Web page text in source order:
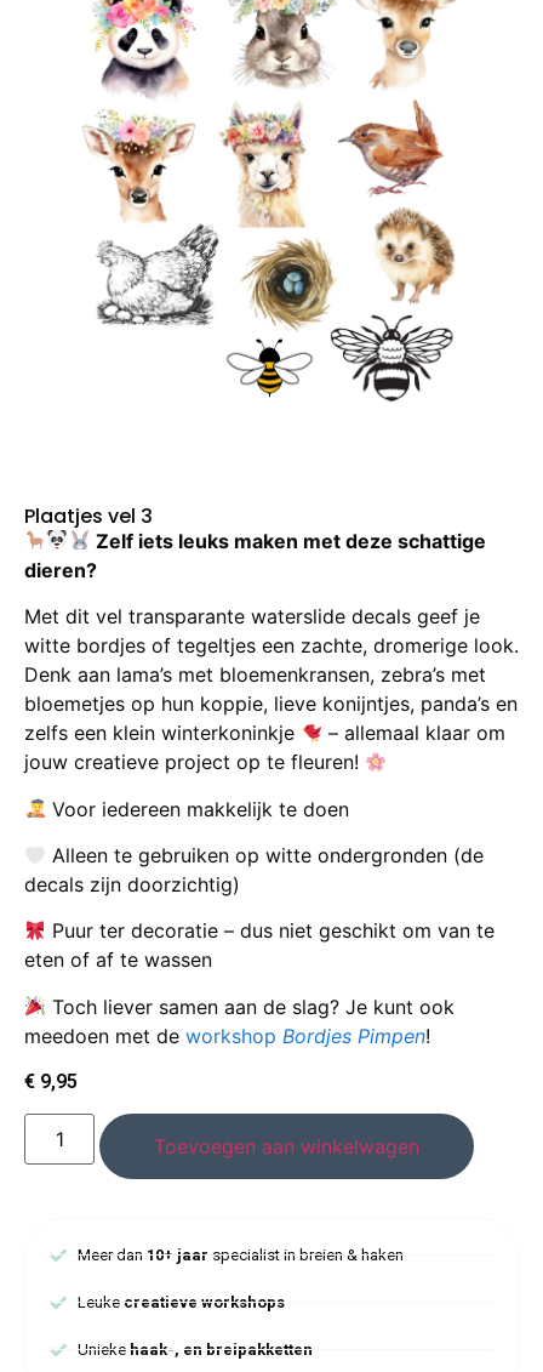
Plaatjes vel 3
Zelf iets leuks maken met deze schattige
dieren?
Met dit vel transparante waterslide decals geef je
witte bordjes of tegeltjes een zachte, dromerige look.
Denk aan lama’s met bloemenkransen, zebra’s met
bloemetjes op hun koppie, lieve konijntjes, panda’s en
zelfs een klein winterkoninkje
– allemaal klaar om
jouw creatieve project op te fleuren!
Voor iedereen makkelijk te doen
Alleen te gebruiken op witte ondergronden (de
decals zijn doorzichtig)
Puur ter decoratie – dus niet geschikt om van te
eten of af te wassen
Toch liever samen aan de slag? Je kunt ook
meedoen met de workshop Bordjes Pimpen!
€ 9,95
Toevoegen aan winkelwagen
Meer dan 10+ jaar specialist in breien & haken
Leuke creatieve workshops
Uniekehaak-, en breipakketten